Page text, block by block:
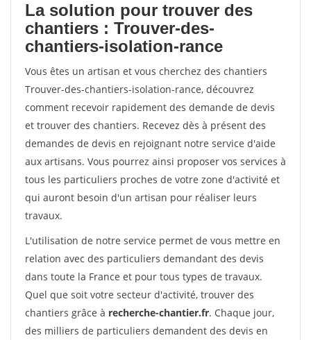
La solution pour trouver des
chantiers : Trouver-des-
chantiers-isolation-rance
Vous êtes un artisan et vous cherchez des chantiers
Trouver-des-chantiers-isolation-rance, découvrez
comment recevoir rapidement des demande de devis
et trouver des chantiers. Recevez dès à présent des
demandes de devis en rejoignant notre service d'aide
aux artisans. Vous pourrez ainsi proposer vos services à
tous les particuliers proches de votre zone d'activité et
qui auront besoin d'un artisan pour réaliser leurs
travaux.
L'utilisation de notre service permet de vous mettre en
relation avec des particuliers demandant des devis
dans toute la France et pour tous types de travaux.
Quel que soit votre secteur d'activité, trouver des
chantiers grâce à recherche-chantier.fr. Chaque jour,
des milliers de particuliers demandent des devis en